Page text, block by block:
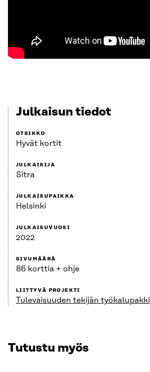
Julkaisun tiedot
OTSIKKO
Hyvät kortit
JULKAISIJA
Sitra
JULKAISUPAIKKA
Helsinki
JULKAISUVUOSI
2022
SIVUMÄÄRÄ
86 korttia + ohje
LIITTYVÄ PROJEKTI
Tulevaisuuden tekijän työkalupakki
Tutustu myös